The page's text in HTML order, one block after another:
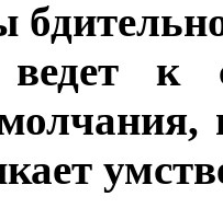
ведет к